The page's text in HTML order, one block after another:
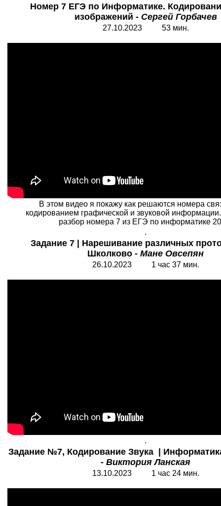
Номер 7 ЕГЭ по Информатике.
изображений - Сергей Горбачев
27.10.2023 53 мин.
В этом видео я покажу как решаются номера
кодированием графической и звуковой
разбор номера 7 из ЕГЭ по информатике
.
Задание 7 | Нарешивание различных
Школково - Мане Овсепян
26.10.2023 1 час 37 мин.
.
Задание №7, Кодирование Звука |
- Виктория Ланская
13.10.2023 1 час 24 мин.